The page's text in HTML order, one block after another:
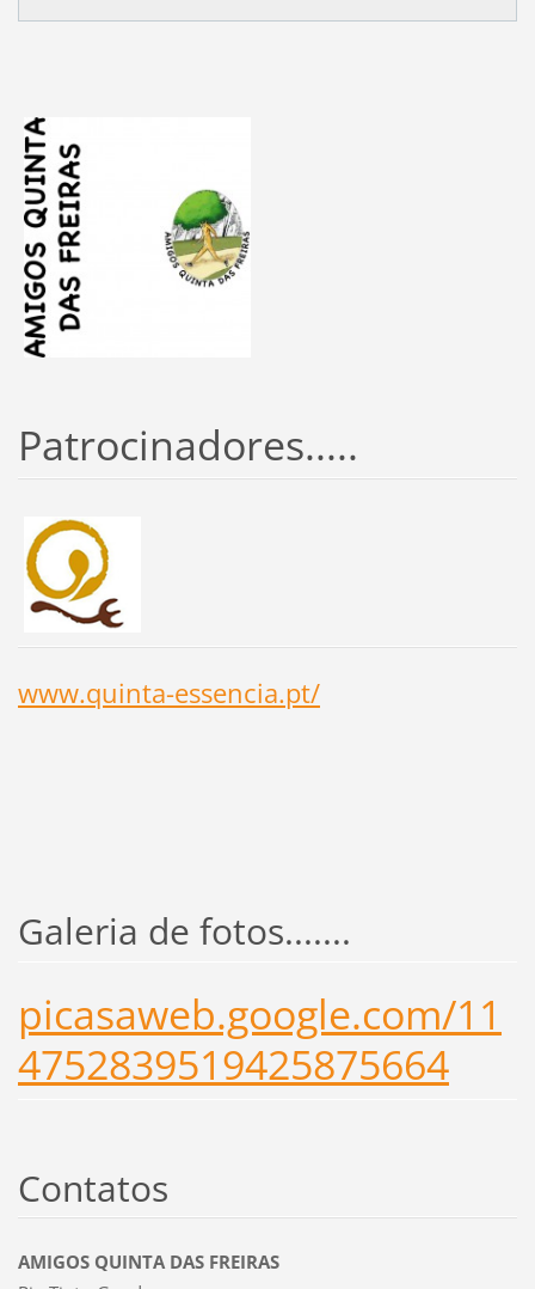
Patrocinadores.....
www.quinta-essencia.pt/
Galeria de fotos.......
picasaweb.google.com/11
4752839519425875664
Contatos
AMIGOS QUINTA DAS FREIRAS